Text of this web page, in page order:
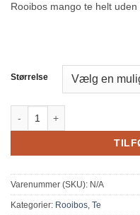
Rooibos mango te helt
Størrelse
Varenummer (SKU): N/A
Kategorier: Rooibos Te